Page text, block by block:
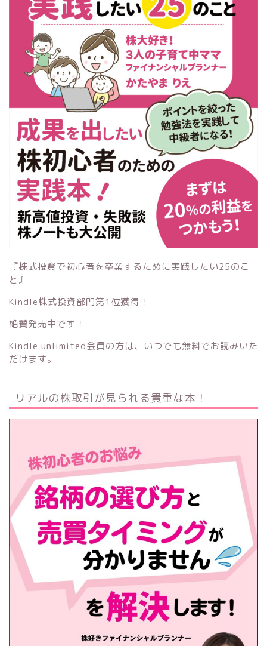
『株式投資で初心者を卒業するために実践したい25のこ
と』
Kindle株式投資部門第1位獲得！
絶賛発売中です！
Kindle unlimited会員の方は、いつでも無料でお読みいた
だけます。
リアルの株取引が見られる貴重な本！